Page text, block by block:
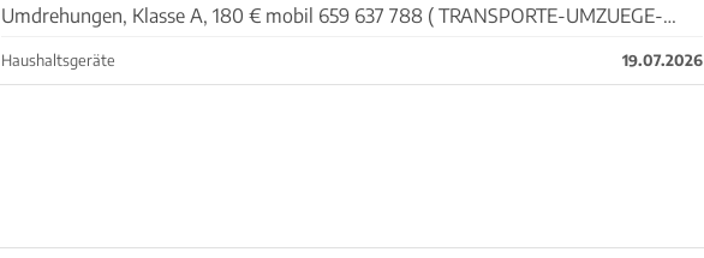
Umdrehungen, Klasse A, 180 € mobil 659 637 788 ( TRANSPORTE-UMZUEGE-
Haushaltsgeräte 19.07.2026